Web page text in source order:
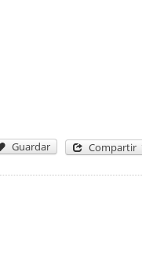
Guardar Compartir